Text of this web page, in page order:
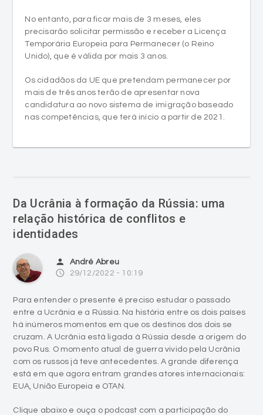
No entanto, para ficar mais de 3 meses, eles
precisarão solicitar permissão e receber a Licença
Temporária Europeia para Permanecer (o Reino
Unido), que é válida por mais 3 anos.
Os cidadãos da UE que pretendam permanecer por
mais de três anos terão de apresentar nova
candidatura ao novo sistema de imigração baseado
nas competências, que terá início a partir de 2021.
Da Ucrânia à formação da Rússia: uma
relação histórica de conflitos e
identidades
person André Abreu
access_time 29/12/2022 - 10:19
Para entender o presente é preciso estudar o passado
entre a Ucrânia e a Rússia. Na história entre os dois países
há inúmeros momentos em que os destinos dos dois se
cruzam. A Ucrânia está ligada à Rússia desde a origem do
povo Rus. O momento atual de guerra vivido pela Ucrânia
com os russos já teve antecedentes. A grande diferença
está em que agora entram grandes atores internacionais:
EUA, União Europeia e OTAN.
Clique abaixo e ouça o podcast com a participação do